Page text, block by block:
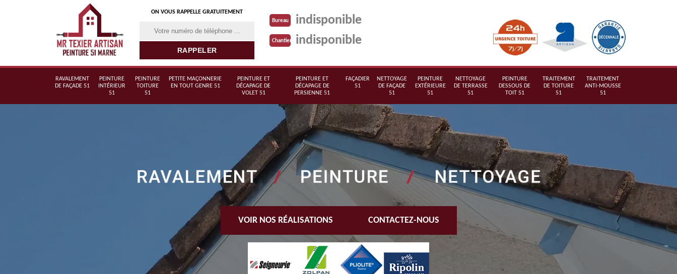
ON VOUS RAPPELLE GRATUITEMENT
Bureau indisponible
Chantier indisponible
RAVALEMENT
DE FAÇADE 51
PEINTURE
INTÉRIEUR
51
PEINTURE
TOITURE
51
PETITE MAÇONNERIE
EN TOUT GENRE 51
PEINTURE ET
DÉCAPAGE DE
VOLET 51
PEINTURE ET
DÉCAPAGE DE
PERSIENNE 51
FAÇADIER
51
NETTOYAGE
DE FAÇADE
51
PEINTURE
EXTÉRIEURE
51
NETTOYAGE
DE TERRASSE
51
PEINTURE
DESSOUS DE
TOIT 51
TRAITEMENT
DE TOITURE
51
TRAITEMENT
ANTI-MOUSSE
51
VOIR NOS RÉALISATIONS CONTACTEZ-NOUS